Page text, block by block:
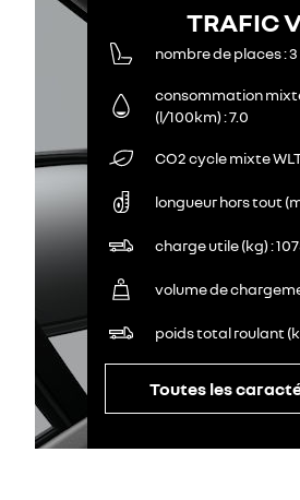
TRAFIC
nombre de places 3
consommation
(l/100km) 7.0
CO2 cycle mixte
longueur hors tout
charge utile (kg)
volume de
poids total roulant
Toutes les